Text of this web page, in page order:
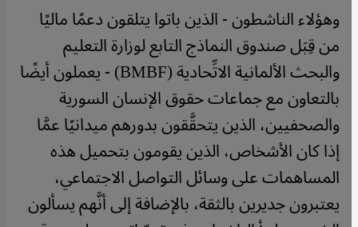
وهؤلاء الناشطون - الذين باتوا يتلقون دعمًا ماليًا
من قِبَل صندوق النماذج التابع لوزارة التعليم
والبحث الألمانية الاتِّحادية (BMBF) - يعملون أيضًا
بالتعاون مع جماعات حقوق الإنسان السورية
والصحفيين، الذين يتحقَّقون بدورهم ميدانيًا عمَّا
إذا كان الأشخاص، الذين يقومون بتحميل هذه
المساهمات على وسائل التواصل الاجتماعي،
يعتبرون جديرين بالثقة، بالإضافة إلى أنَّهم يسألون